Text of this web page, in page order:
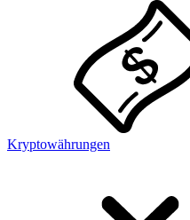
Kryptowährungen